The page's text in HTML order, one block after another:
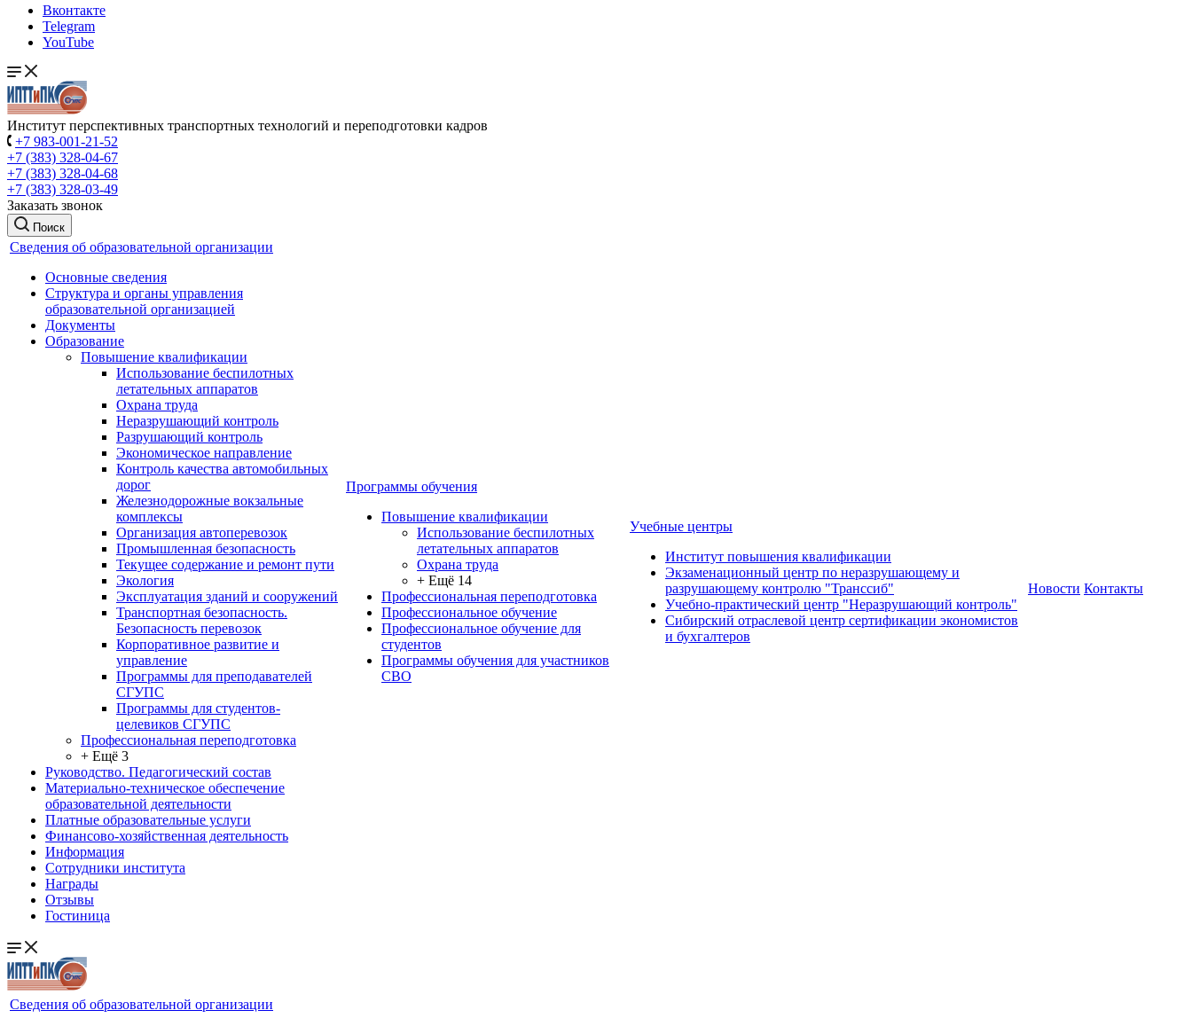
Вконтакте
Telegram
YouTube
Институт перспективных транспортных технологий и переподготовки кадров
+7 983-001-21-52
+7 (383) 328-04-67
+7 (383) 328-04-68
+7 (383) 328-03-49
Заказать звонок
Поиск
Сведения об образовательной организации
Основные сведения
Структура и органы управления
образовательной организацией
Документы
Образование
Повышение квалификации
Использование беспилотных
летательных аппаратов
Охрана труда
Неразрушающий контроль
Разрушающий контроль
Экономическое направление
Контроль качества автомобильных
дорог
Железнодорожные вокзальные
комплексы
Организация автоперевозок
Промышленная безопасность
Текущее содержание и ремонт пути
Экология
Эксплуатация зданий и сооружений
Транспортная безопасность.
Безопасность перевозок
Корпоративное развитие и
управление
Программы для преподавателей
СГУПС
Программы для студентов-
целевиков СГУПС
Профессиональная переподготовка
+ Ещё 3
Руководство. Педагогический состав
Материально-техническое обеспечение
образовательной деятельности
Платные образовательные услуги
Финансово-хозяйственная деятельность
Информация
Сотрудники института
Награды
Отзывы
Гостиница
Программы обучения
Повышение квалификации
Использование беспилотных
летательных аппаратов
Охрана труда
+ Ещё 14
Профессиональная переподготовка
Профессиональное обучение
Профессиональное обучение для
студентов
Программы обучения для участников
СВО
Учебные центры
Институт повышения квалификации
Экзаменационный центр по неразрушающему и
разрушающему контролю "Транссиб"
Учебно-практический центр "Неразрушающий контроль"
Сибирский отраслевой центр сертификации экономистов
и бухгалтеров
Новости Контакты
Сведения об образовательной организации